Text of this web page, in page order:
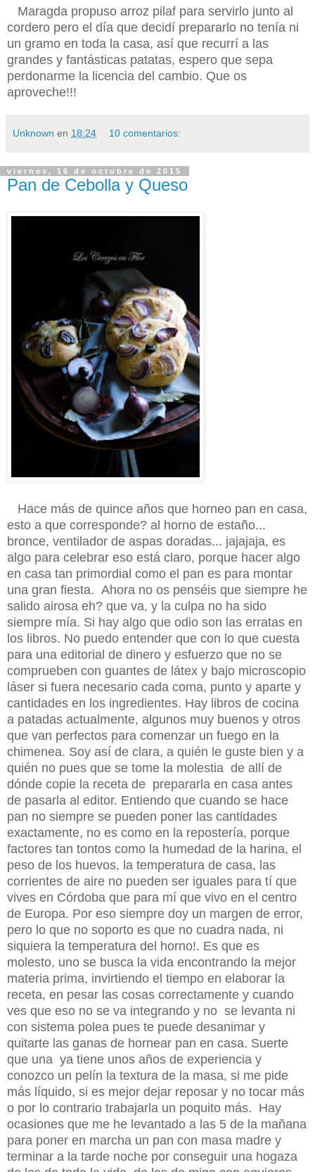
Maragda propuso arroz pilaf para servirlo junto al
cordero pero el día que decidí prepararlo no tenía ni
un gramo en toda la casa, así que recurrí a las
grandes y fantásticas patatas, espero que sepa
perdonarme la licencia del cambio. Que os
aproveche!!!
Unknown en 18:24 10 comentarios:
viernes, 16 de octubre de 2015
Pan de Cebolla y Queso
Hace más de quince años que horneo pan en casa,
esto a que corresponde? al horno de estaño...
bronce, ventilador de aspas doradas... jajajaja, es
algo para celebrar eso está claro, porque hacer algo
en casa tan primordial como el pan es para montar
una gran fiesta. Ahora no os penséis que siempre he
salido airosa eh? que va, y la culpa no ha sido
siempre mía. Si hay algo que odio son las erratas en
los libros. No puedo entender que con lo que cuesta
para una editorial de dinero y esfuerzo que no se
comprueben con guantes de látex y bajo microscopio
láser si fuera necesario cada coma, punto y aparte y
cantidades en los ingredientes. Hay libros de cocina
a patadas actualmente, algunos muy buenos y otros
que van perfectos para comenzar un fuego en la
chimenea. Soy así de clara, a quién le guste bien y a
quién no pues que se tome la molestia de allí de
dónde copie la receta de prepararla en casa antes
de pasarla al editor. Entiendo que cuando se hace
pan no siempre se pueden poner las cantidades
exactamente, no es como en la repostería, porque
factores tan tontos como la humedad de la harina, el
peso de los huevos, la temperatura de casa, las
corrientes de aire no pueden ser iguales para tí que
vives en Córdoba que para mí que vivo en el centro
de Europa. Por eso siempre doy un margen de error,
pero lo que no soporto es que no cuadra nada, ni
siquiera la temperatura del horno!. Es que es
molesto, uno se busca la vida encontrando la mejor
materia prima, invirtiendo el tiempo en elaborar la
receta, en pesar las cosas correctamente y cuando
ves que eso no se va integrando y no se levanta ni
con sistema polea pues te puede desanimar y
quitarte las ganas de hornear pan en casa. Suerte
que una ya tiene unos años de experiencia y
conozco un pelín la textura de la masa, si me pide
más líquido, si es mejor dejar reposar y no tocar más
o por lo contrario trabajarla un poquito más. Hay
ocasiones que me he levantado a las 5 de la mañana
para poner en marcha un pan con masa madre y
terminar a la tarde noche por conseguir una hogaza